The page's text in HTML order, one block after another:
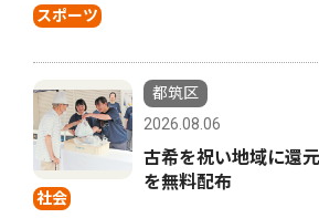
スポーツ
社会
都筑区
2026.08.06
古希を祝い地域に還
を無料配布